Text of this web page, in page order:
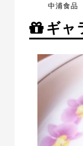
中浦食品
ギャ